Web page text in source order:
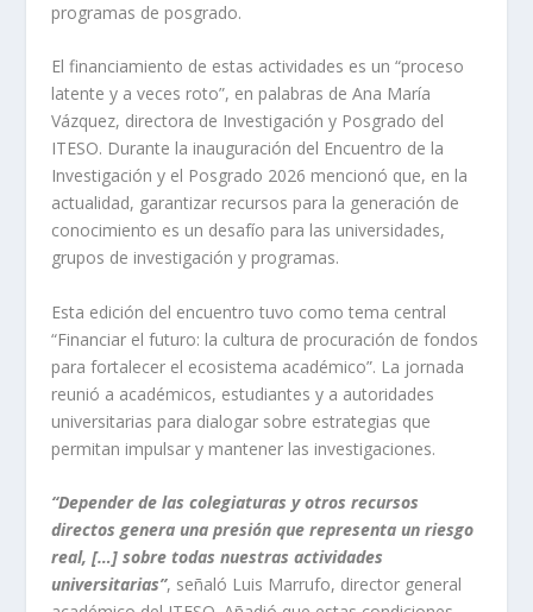
programas de posgrado.
El financiamiento de estas actividades es un “proceso
latente y a veces roto”, en palabras de Ana María
Vázquez, directora de Investigación y Posgrado del
ITESO. Durante la inauguración del Encuentro de la
Investigación y el Posgrado 2026 mencionó que, en la
actualidad, garantizar recursos para la generación de
conocimiento es un desafío para las universidades,
grupos de investigación y programas.
Esta edición del encuentro tuvo como tema central
“Financiar el futuro: la cultura de procuración de fondos
para fortalecer el ecosistema académico”. La jornada
reunió a académicos, estudiantes y a autoridades
universitarias para dialogar sobre estrategias que
permitan impulsar y mantener las investigaciones.
“Depender de las colegiaturas y otros recursos
directos genera una presión que representa un riesgo
real, […] sobre todas nuestras actividades
universitarias”, señaló Luis Marrufo, director general